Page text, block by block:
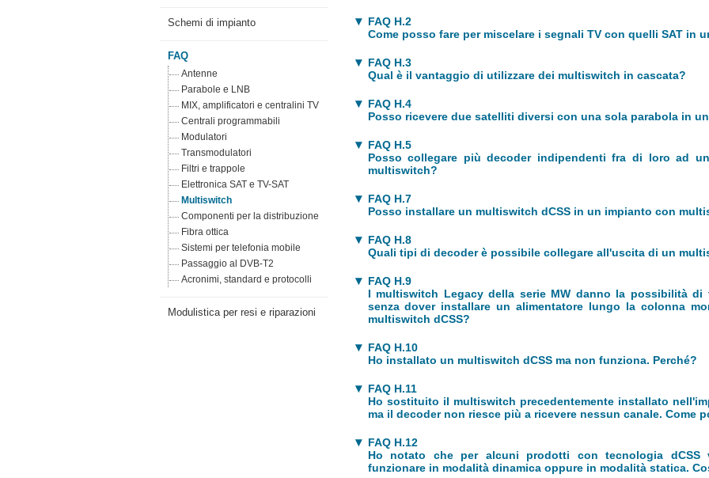
Schemi di impianto
FAQ
Antenne
Parabole e LNB
MIX, amplificatori e centralini TV
Centrali programmabili
Modulatori
Transmodulatori
Filtri e trappole
Elettronica SAT e TV-SAT
Multiswitch
Componenti per la distribuzione
Fibra ottica
Sistemi per telefonia mobile
Passaggio al DVB-T2
Acronimi, standard e protocolli
Modulistica per resi e riparazioni
FAQ H.2
Come posso fare per miscelare i segnali TV con quelli SAT in
FAQ H.3
Qual è il vantaggio di utilizzare dei multiswitch in cascata?
FAQ H.4
Posso ricevere due satelliti diversi con una sola parabola in
FAQ H.5
Posso collegare più decoder indipendenti fra di loro ad
multiswitch?
FAQ H.7
Posso installare un multiswitch dCSS in un impianto con
FAQ H.8
Quali tipi di decoder è possibile collegare all'uscita di un
FAQ H.9
I multiswitch Legacy della serie MW danno la possibilità di
senza dover installare un alimentatore lungo la colonna
multiswitch dCSS?
FAQ H.10
Ho installato un multiswitch dCSS ma non funziona. Perché?
FAQ H.11
Ho sostituito il multiswitch precedentemente installato
ma il decoder non riesce più a ricevere nessun canale. Come
FAQ H.12
Ho notato che per alcuni prodotti con tecnologia dCSS
funzionare in modalità dinamica oppure in modalità statica.